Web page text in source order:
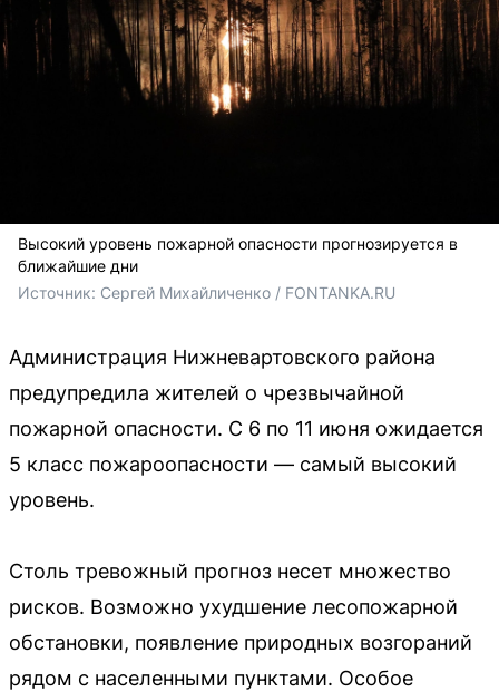
Высокий уровень пожарной опасности прогнозируется в
ближайшие дни
Источник: Сергей Михайличенко / FONTANKA.RU
Администрация Нижневартовского района
предупредила жителей о чрезвычайной
пожарной опасности. С 6 по 11 июня ожидается
5 класс пожароопасности — самый высокий
уровень.
Столь тревожный прогноз несет множество
рисков. Возможно ухудшение лесопожарной
обстановки, появление природных возгораний
рядом с населенными пунктами. Особое